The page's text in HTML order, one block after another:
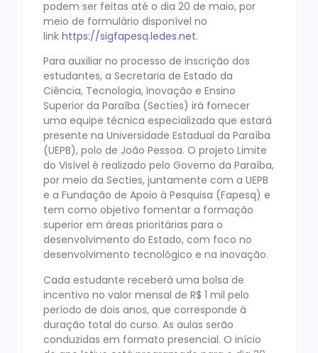
podem ser feitas até o dia 20 de maio, por
meio de formulário disponível no
link https://sigfapesq.ledes.net.
Para auxiliar no processo de inscrição dos
estudantes, a Secretaria de Estado da
Ciência, Tecnologia, Inovação e Ensino
Superior da Paraíba (Secties) irá fornecer
uma equipe técnica especializada que estará
presente na Universidade Estadual da Paraíba
(UEPB), polo de João Pessoa. O projeto Limite
do Visível é realizado pelo Governo da Paraíba,
por meio da Secties, juntamente com a UEPB
e a Fundação de Apoio à Pesquisa (Fapesq) e
tem como objetivo fomentar a formação
superior em áreas prioritárias para o
desenvolvimento do Estado, com foco no
desenvolvimento tecnológico e na inovação.
Cada estudante receberá uma bolsa de
incentivo no valor mensal de R$ 1 mil pelo
período de dois anos, que corresponde à
duração total do curso. As aulas serão
conduzidas em formato presencial. O início